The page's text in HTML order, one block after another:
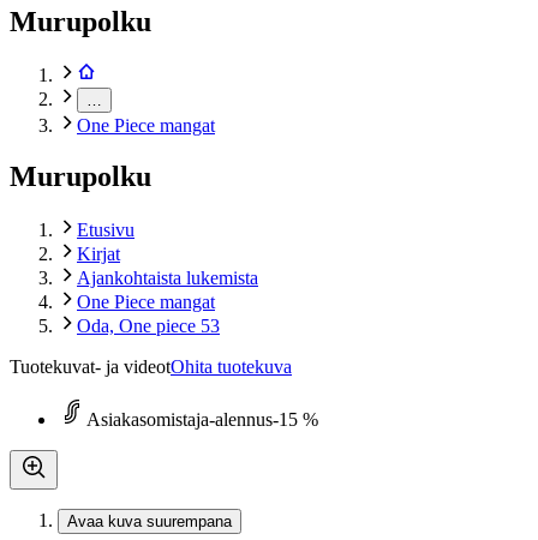
Murupolku
One Piece mangat
Murupolku
Etusivu
Kirjat
Ajankohtaista lukemista
One Piece mangat
Oda, One piece 53
Tuotekuvat- ja videotOhita tuotekuva
Asiakasomistaja-alennus-15 %
Avaa kuva suurempana